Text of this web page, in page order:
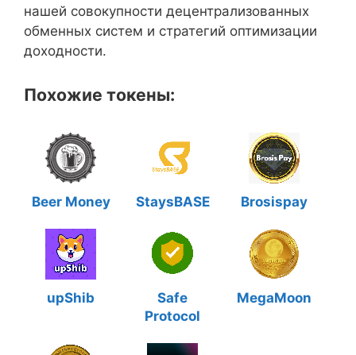
нашей совокупности децентрализованных
обменных систем и стратегий оптимизации
доходности.
Похожие токены:
Beer Money StaysBASE Brosispay
upShib
Safe
Protocol
MegaMoon